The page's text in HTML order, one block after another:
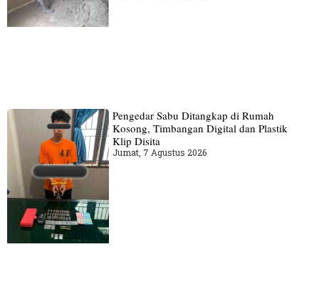
Pengedar Sabu Ditangkap di Rumah
Kosong, Timbangan Digital dan Plastik
Klip Disita
Jumat, 7 Agustus 2026